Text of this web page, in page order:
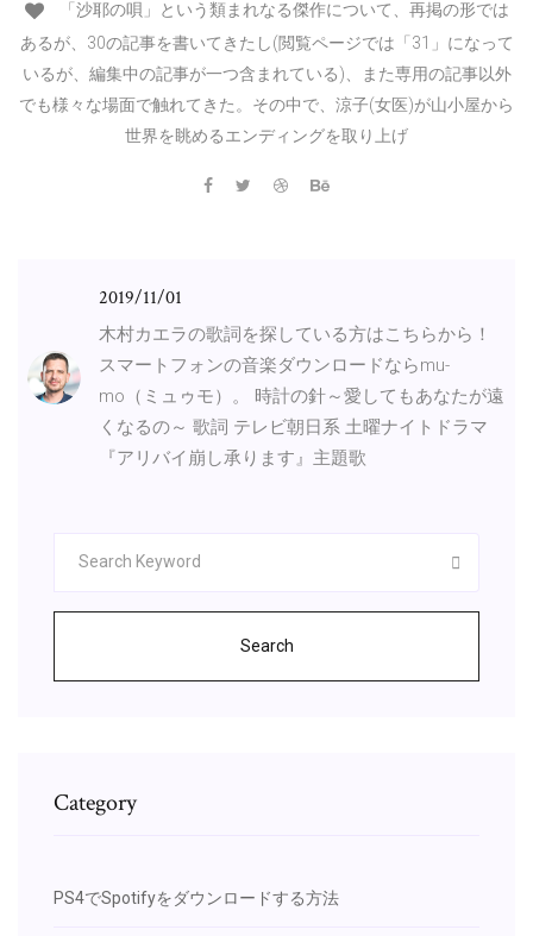
「沙耶の唄」という類まれなる傑作について、再掲の形では
あるが、30の記事を書いてきたし(閲覧ページでは「31」になって
いるが、編集中の記事が一つ含まれている)、また専用の記事以外
でも様々な場面で触れてきた。その中で、涼子(女医)が山小屋から
世界を眺めるエンディングを取り上げ
2019/11/01
木村カエラの歌詞を探している方はこちらから！
スマートフォンの音楽ダウンロードならmu-
mo（ミュゥモ）。 時計の針～愛してもあなたが遠
くなるの～ 歌詞 テレビ朝日系 土曜ナイトドラマ
『アリバイ崩し承ります』主題歌
Search
Category
PS4でSpotifyをダウンロードする方法